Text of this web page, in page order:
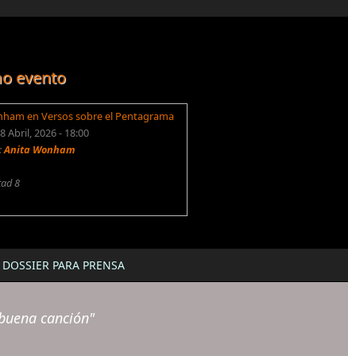
evento
en Versos sobre el Pentagrama
Abril, 2026 - 18:00
Anita Wonham
8
DOSSIER PARA PRENSA
canción"